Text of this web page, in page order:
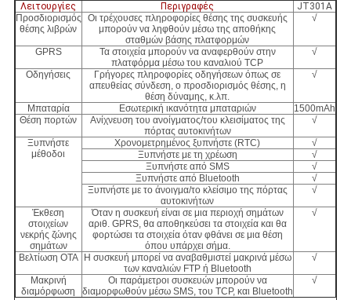
Λειτουργίες Περιγραφές
JT301A
Προσδιορισμός
θέσης λιβρών
Οι τρέχουσες πληροφορίες θέσης της συσκευής
μπορούν να ληφθούν μέσω της αποθήκης
σταθμών βάσης πλατφορμών
√
GPRS
Τα στοιχεία μπορούν να αναφερθούν στην
πλατφόρμα μέσω του καναλιού TCP
√
Οδηγήσεις
Γρήγορες πληροφορίες οδηγήσεων όπως σε
απευθείας σύνδεση, ο προσδιορισμός θέσης, η
θέση δύναμης, κ.λπ.
√
Μπαταρία Εσωτερική ικανότητα μπαταριών
1500mAh
Θέση πορτών
Ανίχνευση του ανοίγματος/του κλεισίματος της
πόρτας αυτοκινήτων
√
Ξυπνήστε
μέθοδοι
Χρονομετρημένος ξυπνήστε (RTC)
√
Ξυπνήστε με τη χρέωση
√
Ξυπνήστε από SMS
√
Ξυπνήστε από Bluetooth
√
Ξυπνήστε με το άνοιγμα/το κλείσιμο της πόρτας
αυτοκινήτων
√
Έκθεση
στοιχείων
νεκρής ζώνης
σημάτων
Όταν η συσκευή είναι σε μια περιοχή σημάτων
αριθ. GPRS, θα αποθηκεύσει τα στοιχεία και θα
φορτώσει τα στοιχεία όταν φθάνει σε μια θέση
όπου υπάρχει σήμα.
√
Βελτίωση OTA
Η συσκευή μπορεί να αναβαθμιστεί μακρινά μέσω
των καναλιών FTP ή Bluetooth
√
Μακρινή
διαμόρφωση
Οι παράμετροι συσκευών μπορούν να
διαμορφωθούν μέσω SMS, του TCP, και Bluetooth
√